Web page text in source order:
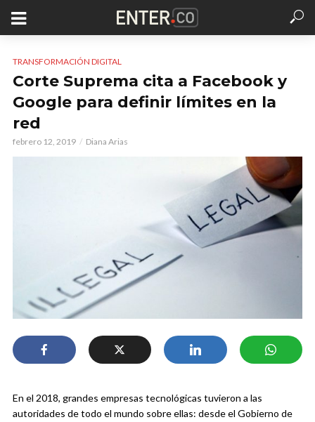
TRANSFORMACIÓN DIGITAL
Corte Suprema cita a Facebook y
Google para definir límites en la
red
febrero 12, 2019 Diana Arias
En el 2018, grandes empresas tecnológicas tuvieron a las
autoridades de todo el mundo sobre ellas: desde el Gobierno de